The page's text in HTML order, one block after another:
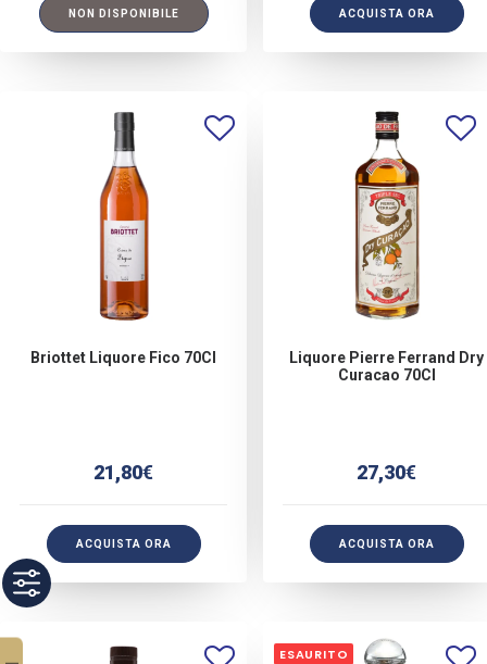
NON DISPONIBILE ACQUISTA ORA
Briottet Liquore Fico 70Cl
21,80€
ACQUISTA ORA
Liquore Pierre Ferrand Dry
Curacao 70Cl
27,30€
ACQUISTA ORA
ESAURITO